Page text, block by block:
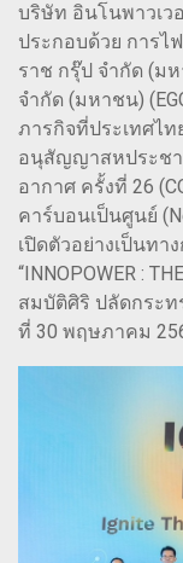
บริษัท อินโนพาวเว
ประกอบด้วย การไ
ราช กรุ๊ป จำกัด (ม
จำกัด (มหาชน)
ภารกิจที่ประเทศไ
อนุสัญญาสหประชา
อากาศ ครั้งที่ 26
คาร์บอนเป็นศูนย์
เปิดตัวอย่างเป็นทา
“INNOPOWER :
สมบัติศิริ ปลัดกระท
ที่ 30 พฤษภาคม